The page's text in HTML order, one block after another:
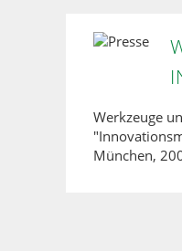
Werkzeuge
München,